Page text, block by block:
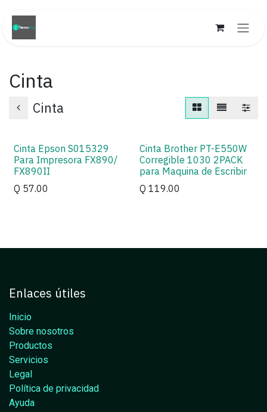
Cinta
Cinta
Cinta Epson S015329
Para Impresora FX890/
FX890II
Q 57.00
Cinta Brother PT-E550W
Corregible 1030 2PACK
para Maquina de Escribir
Q 119.00
Enlaces útiles
Inicio
Sobre nosotros
Productos
Servicios
Legal
Política de privacidad
Ayuda